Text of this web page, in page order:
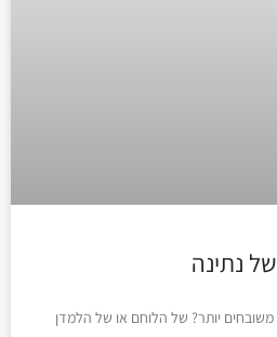
נתינה
משובחים יותר? של הלוחם או של הלמדן